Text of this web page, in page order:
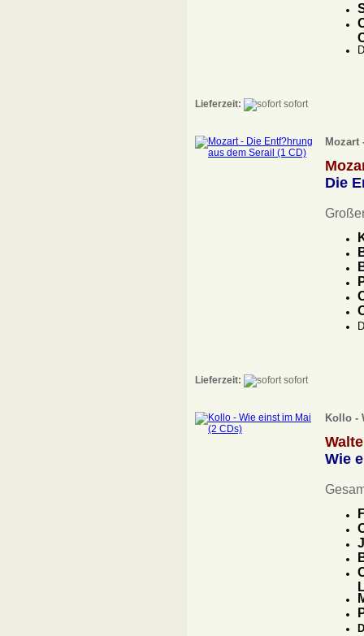
Lieferzeit: sofort
Mozart
Die
Lieferzeit: sofort
Kollo -
Wie